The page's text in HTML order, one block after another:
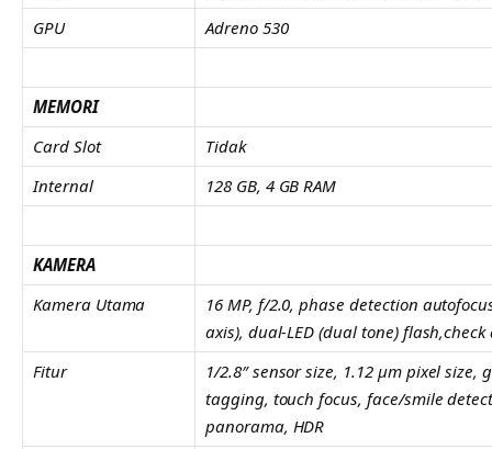
GPU
Adreno 530
MEMORI
Card Slot
Tidak
Internal
128 GB, 4 GB RAM
KAMERA
Kamera Utama
16 MP, f/2.0, phase detection
axis), dual-LED (dual tone)
Fitur
1/2.8″ sensor size, 1.12 µm pixel size,
tagging, touch focus, face/smile
panorama, HDR